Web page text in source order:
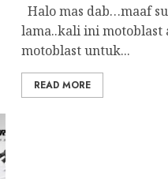
Halo mas dab…maaf
lama..kali ini
motoblast untuk...
READ MORE